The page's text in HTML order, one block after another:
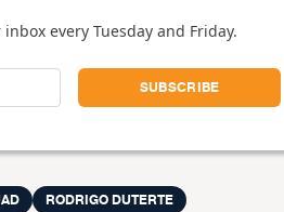
every Tuesday and Friday.
RODRIGO DUTERTE